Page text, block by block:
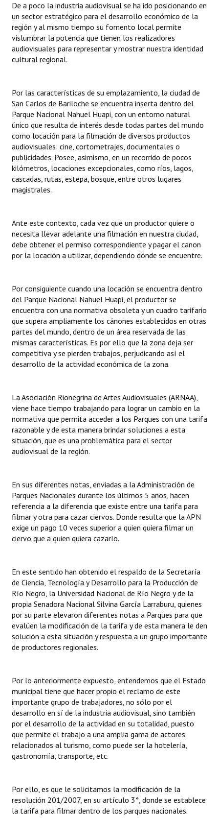
Bariloche, Municipio intercultural
Entrega de distinciones
REFORMA DE LA CARTA ORGÁNICA
De a poco la industria audiovisual se ha ido posicionando en
un sector estratégico para el desarrollo económico de la
región y al mismo tiempo su fomento local permite
vislumbrar la potencia que tienen los realizadores
audiovisuales para representar y mostrar nuestra identidad
cultural regional.
Por las características de su emplazamiento, la ciudad de
San Carlos de Bariloche se encuentra inserta dentro del
Parque Nacional Nahuel Huapi, con un entorno natural
único que resulta de interés desde todas partes del mundo
como locación para la filmación de diversos productos
audiovisuales: cine, cortometrajes, documentales o
publicidades. Posee, asimismo, en un recorrido de pocos
kilómetros, locaciones excepcionales, como ríos, lagos,
cascadas, rutas, estepa, bosque, entre otros lugares
magistrales.
Ante este contexto, cada vez que un productor quiere o
necesita llevar adelante una filmación en nuestra ciudad,
debe obtener el permiso correspondiente y pagar el canon
por la locación a utilizar, dependiendo dónde se encuentre.
Por consiguiente cuando una locación se encuentra dentro
del Parque Nacional Nahuel Huapi, el productor se
encuentra con una normativa obsoleta y un cuadro tarifario
que supera ampliamente los cánones establecidos en otras
partes del mundo, dentro de un área reservada de las
mismas características. Es por ello que la zona deja ser
competitiva y se pierden trabajos, perjudicando así el
desarrollo de la actividad económica de la zona.
La Asociación Rionegrina de Artes Audiovisuales (ARNAA),
viene hace tiempo trabajando para lograr un cambio en la
normativa que permita acceder a los Parques con una tarifa
razonable y de esta manera brindar soluciones a esta
situación, que es una problemática para el sector
audiovisual de la región.
En sus diferentes notas, enviadas a la Administración de
Parques Nacionales durante los últimos 5 años, hacen
referencia a la diferencia que existe entre una tarifa para
filmar y otra para cazar ciervos. Donde resulta que la APN
exige un pago 10 veces superior a quien quiera filmar un
ciervo que a quien quiera cazarlo.
En este sentido han obtenido el respaldo de la Secretaría
de Ciencia, Tecnología y Desarrollo para la Producción de
Río Negro, la Universidad Nacional de Río Negro y de la
propia Senadora Nacional Silvina García Larraburu, quienes
por su parte elevaron diferentes notas a Parques para que
evalúen la modificación de la tarifa y de esta manera le den
solución a esta situación y respuesta a un grupo importante
de productores regionales.
Por lo anteriormente expuesto, entendemos que el Estado
municipal tiene que hacer propio el reclamo de este
importante grupo de trabajadores, no sólo por el
desarrollo en sí de la industria audiovisual, sino también
por el desarrollo de la actividad en su totalidad, puesto
que permite el trabajo a una amplia gama de actores
relacionados al turismo, como puede ser la hotelería,
gastronomía, transporte, etc.
Por ello, es que le solicitamos la modificación de la
resolución 201/2007, en su artículo 3°, donde se establece
la tarifa para filmar dentro de los parques nacionales.